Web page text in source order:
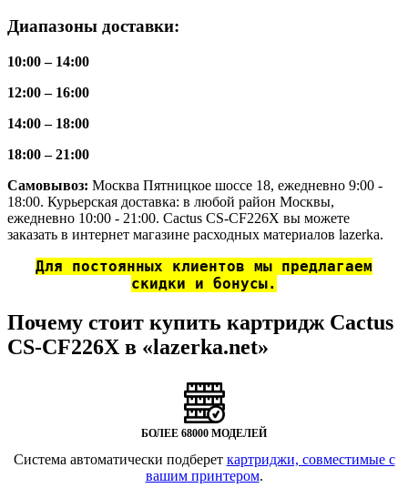
Диапазоны доставки:
10:00 – 14:00
12:00 – 16:00
14:00 – 18:00
18:00 – 21:00
Самовывоз: Москва Пятницкое шоссе 18, ежедневно 9:00 -
18:00. Курьерская доставка: в любой район Москвы,
ежедневно 10:00 - 21:00. Cactus CS-CF226X вы можете
заказать в интернет магазине расходных материалов lazerka.
Для постоянных клиентов мы предлагаем
скидки и бонусы.
Почему стоит купить картридж Cactus
CS-CF226X в «lazerka.net»
БОЛЕЕ 68000 МОДЕЛЕЙ
Система автоматически подберет картриджи, совместимые с
вашим принтером.